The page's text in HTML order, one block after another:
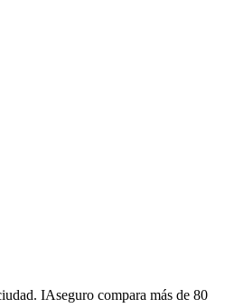
IAseguro compara más de 80